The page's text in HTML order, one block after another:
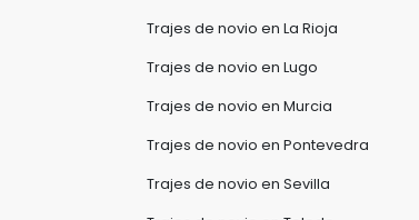
Trajes de novio en La Rioja
Trajes de novio en Lugo
Trajes de novio en Murcia
Trajes de novio en Pontevedra
Trajes de novio en Sevilla